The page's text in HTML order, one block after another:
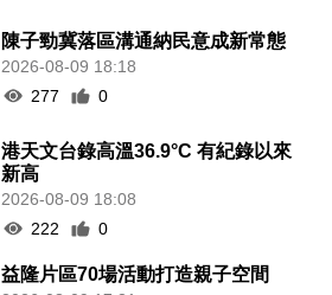
陳子勁冀落區溝通納民意成新常態
2026-08-09 18:18
277
0
港天文台錄高溫36.9°C 有紀錄以來
新高
2026-08-09 18:08
222
0
益隆片區70場活動打造親子空間